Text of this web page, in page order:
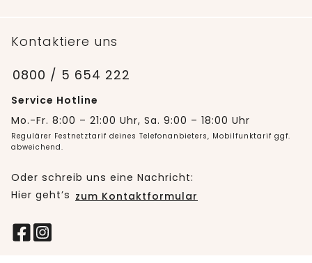
Kontaktiere uns
0800 / 5 654 222
Service Hotline
Mo.-Fr. 8:00 – 21:00 Uhr, Sa. 9:00 – 18:00 Uhr
Regulärer Festnetztarif deines Telefonanbieters, Mobilfunktarif ggf.
abweichend.
Oder schreib uns eine Nachricht:
Hier geht’s zum Kontaktformular